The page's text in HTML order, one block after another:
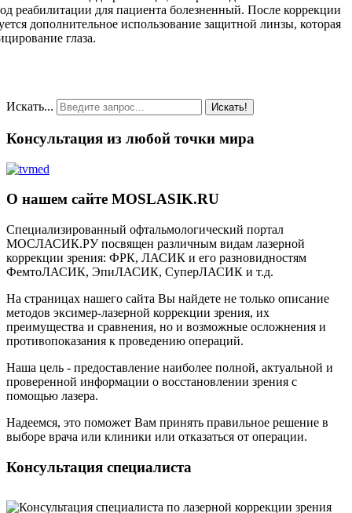
реабилитации для пациента болезненный. После коррекции
дополнительное использование защитной линзы, которая
глаза.
Искать... Искать!
Консультация из любой точки мира
О нашем сайте MOSLASIK.RU
Специализированный офтальмологический портал
МОСЛАСИК.РУ посвящен различным видам лазерной
коррекции зрения: ФРК, ЛАСИК и его разновидностям
ФемтоЛАСИК, ЭпиЛАСИК, СуперЛАСИК и т.д.
На страницах нашего сайта Вы найдете не только описание
методов эксимер-лазерной коррекции зрения, их
преимущества и сравнения, но и возможные осложнения и
противопоказания к проведению операций.
Наша цель - предоставление наиболее полной, актуальной и
проверенной информации о восстановлении зрения с
помощью лазера.
Надеемся, это поможет Вам принять правильное решение в
выборе врача или клиники или отказаться от операции.
Консультация специалиста